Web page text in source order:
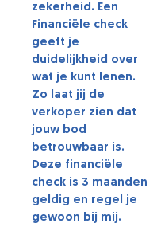
zekerheid. Een
Financiële check
geeft je
duidelijkheid over
wat je kunt lenen.
Zo laat jij de
verkoper zien dat
jouw bod
betrouwbaar is.
Deze financiële
check is 3 maanden
geldig en regel je
gewoon bij mij.